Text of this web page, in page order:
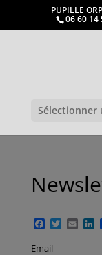
PUPILLE
06 60 14
Sélectionner
Facebook
Twitter
Email